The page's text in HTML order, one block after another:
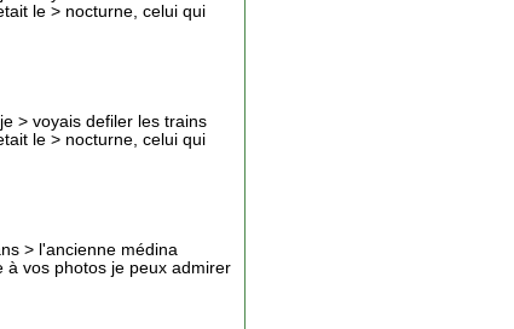
le > nocturne, celui qui
> voyais defiler les trains
le > nocturne, celui qui
> l'ancienne médina
à vos photos je peux admirer